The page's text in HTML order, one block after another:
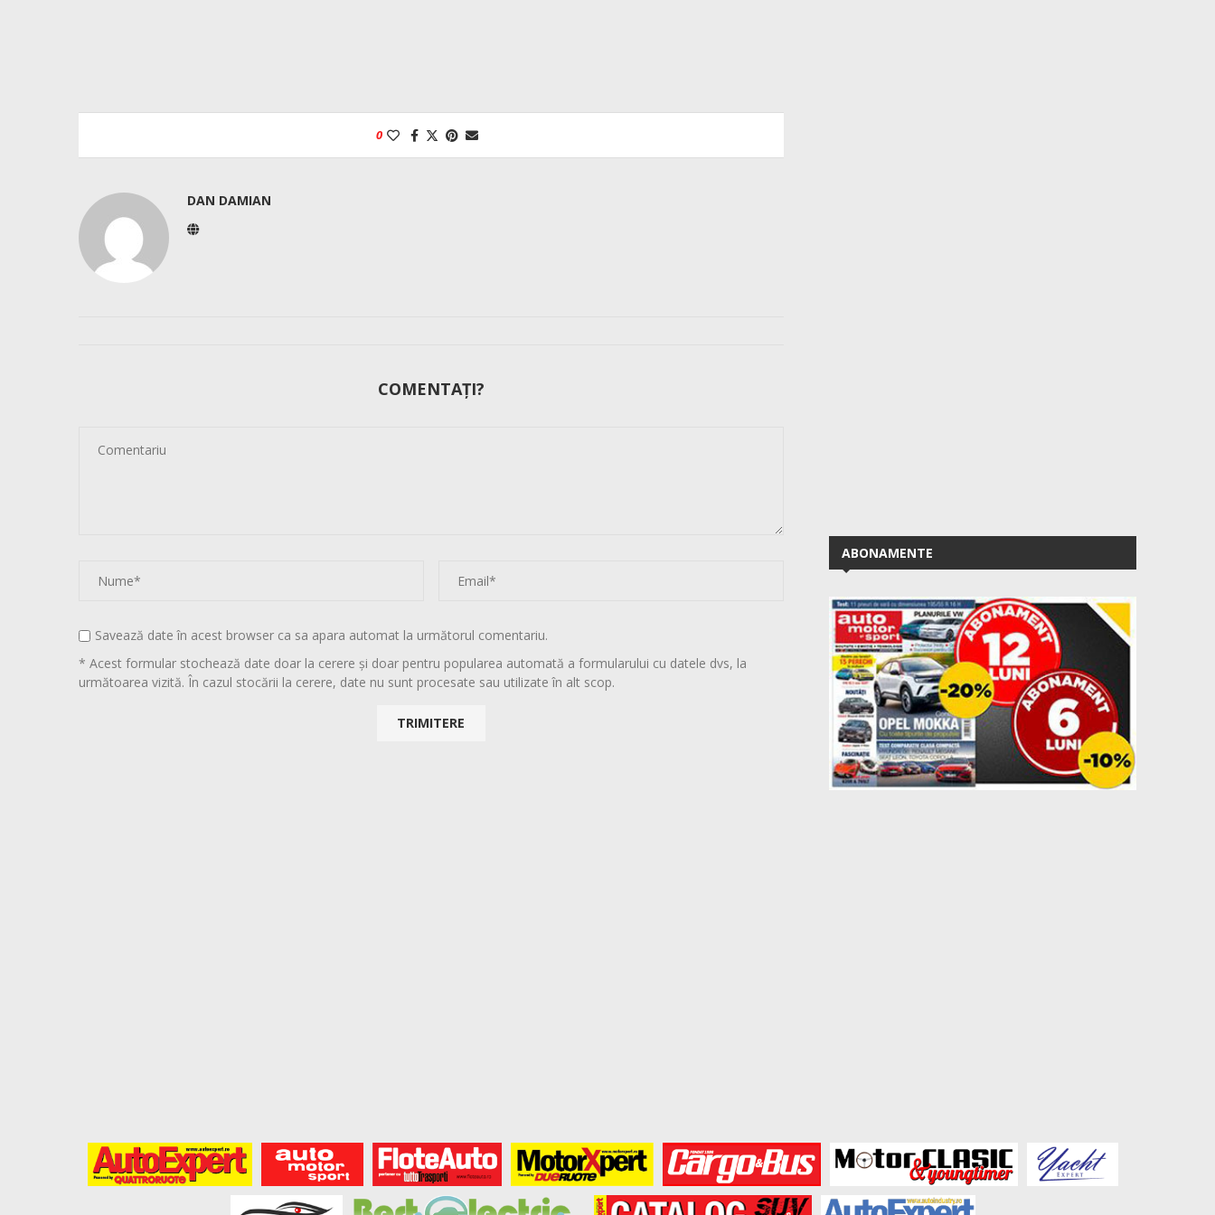
0
DAN DAMIAN
COMENTAȚI?
Savează date în acest browser ca sa apara automat la următorul comentariu.
* Acest formular stochează date doar la cerere și doar pentru popularea automată a formularului cu datele dvs, la
următoarea vizită. În cazul stocării la cerere, date nu sunt procesate sau utilizate în alt scop.
ABONAMENTE